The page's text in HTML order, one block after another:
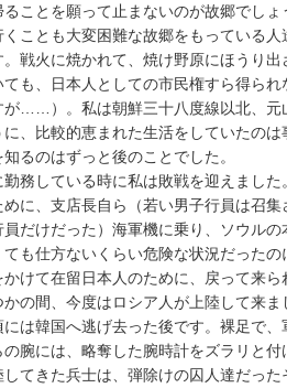
ことを願って止まないのが故郷でしょ
ことも大変困難な故郷をもっている人
戦火に焼かれて、焼け野原にほうり出
も、日本人としての市民権すら得られ
が……）。私は朝鮮三十八度線以北、元
、比較的恵まれた生活をしていたのは
るのはずっと後のことでした。
務している時に私は敗戦を迎えました
に、支店長自ら（若い男子行員は召集
だけだった）海軍機に乗り、ソウルの
も仕方ないくらい危険な状況だったの
けて在留日本人のために、戻って来ら
の間、今度はロシア人が上陸して来ま
は韓国へ逃げ去った後です。裸足で、
の腕には、略奪した腕時計をズラリと
てきた兵士は、弾除けの囚人達だった